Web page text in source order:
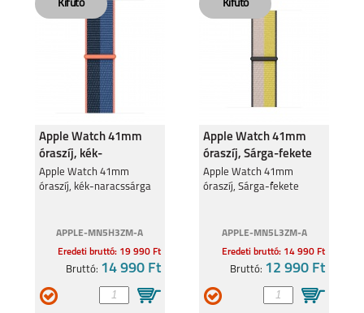
SAMSUNG GALAXY
SAMSUNG GALAXY
WATCH 8 CLASSIC
SAMSUNG GALAXY
WATCH 8
SAMSUNG GALAXY
APPLE WATCH
Apple Watch 41mm
óraszíj, kék-
naracssárga
Apple Watch 41mm
óraszíj, kék-naracssárga
APPLE-MN5H3ZM-A
Eredeti bruttó: 19 990 Ft
Bruttó: 14 990 Ft
Apple Watch 41mm
óraszíj, Sárga-fekete
Apple Watch 41mm
óraszíj, Sárga-fekete
APPLE-MN5L3ZM-A
Eredeti bruttó: 14 990 Ft
Bruttó: 12 990 Ft